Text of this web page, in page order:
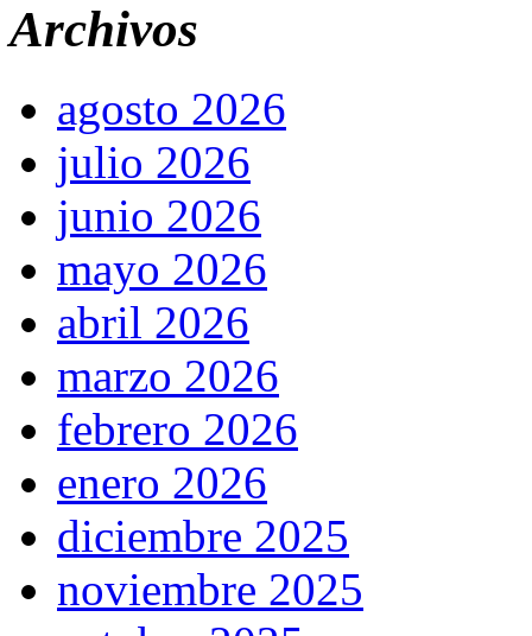
Archivos
agosto 2026
julio 2026
junio 2026
mayo 2026
abril 2026
marzo 2026
febrero 2026
enero 2026
diciembre 2025
noviembre 2025